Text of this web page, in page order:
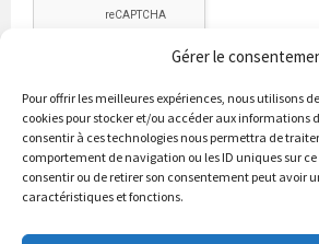
Gérer le
Pour offrir les meilleures expériences, nous utilisons
cookies pour stocker et/ou accéder aux informations
consentir à ces technologies nous permettra de
comportement de navigation ou les ID uniques sur ce
consentir ou de retirer son consentement peut avoir
caractéristiques et fonctions.